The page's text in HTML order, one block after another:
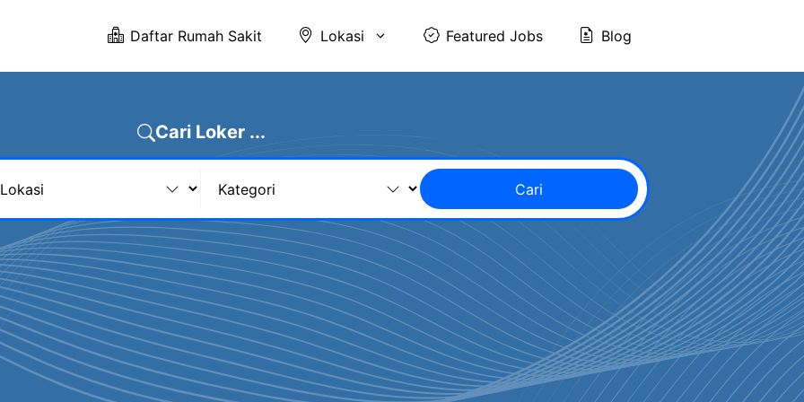
Daftar Rumah Sakit Lokasi Featured Jobs Blog
Cari Loker ...
Cari